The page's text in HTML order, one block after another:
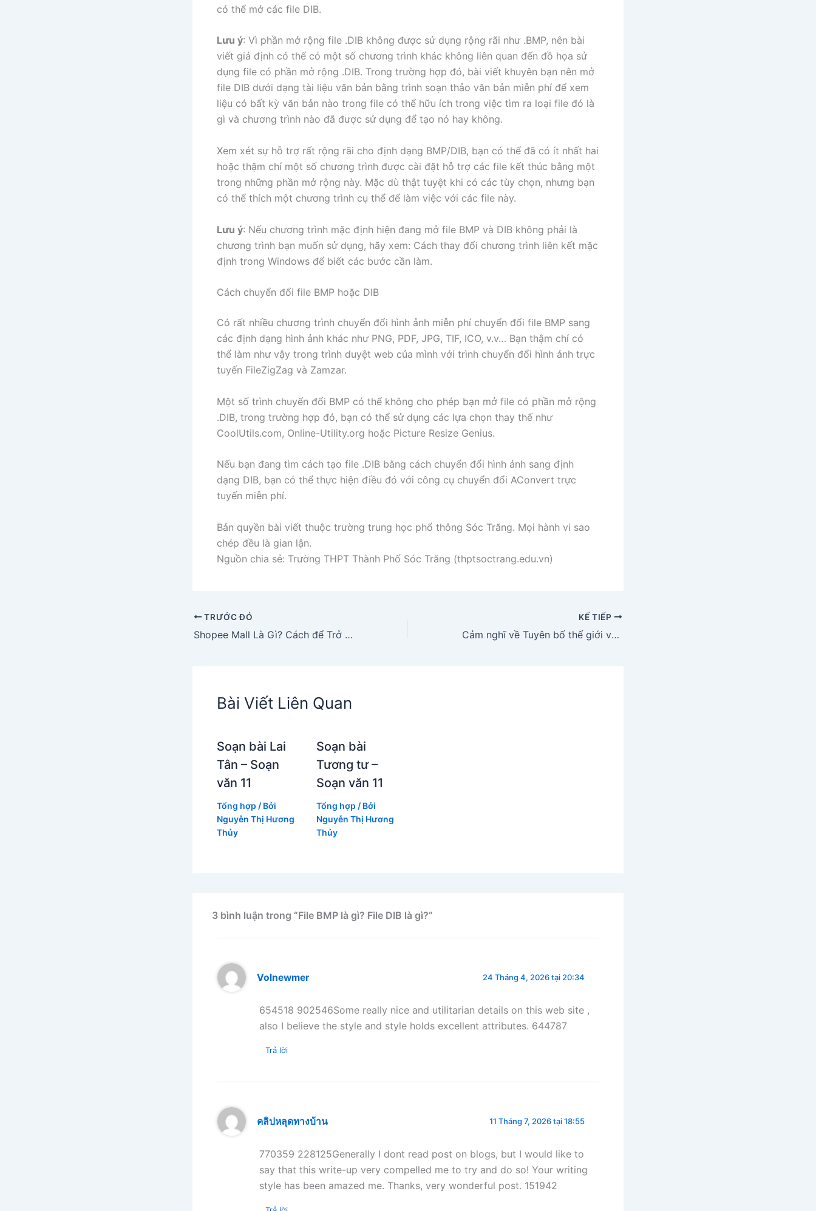
có thể mở các file DIB.
Lưu ý: Vì phần mở rộng file .DIB không được sử dụng rộng rãi như .BMP, nên bài
viết giả định có thể có một số chương trình khác không liên quan đến đồ họa sử
dụng file có phần mở rộng .DIB. Trong trường hợp đó, bài viết khuyên bạn nên mở
file DIB dưới dạng tài liệu văn bản bằng trình soạn thảo văn bản miễn phí để xem
liệu có bất kỳ văn bản nào trong file có thể hữu ích trong việc tìm ra loại file đó là
gì và chương trình nào đã được sử dụng để tạo nó hay không.
Xem xét sự hỗ trợ rất rộng rãi cho định dạng BMP/DIB, bạn có thể đã có ít nhất hai
hoặc thậm chí một số chương trình được cài đặt hỗ trợ các file kết thúc bằng một
trong những phần mở rộng này. Mặc dù thật tuyệt khi có các tùy chọn, nhưng bạn
có thể thích một chương trình cụ thể để làm việc với các file này.
Lưu ý: Nếu chương trình mặc định hiện đang mở file BMP và DIB không phải là
chương trình bạn muốn sử dụng, hãy xem: Cách thay đổi chương trình liên kết mặc
định trong Windows để biết các bước cần làm.
Cách chuyển đổi file BMP hoặc DIB
Có rất nhiều chương trình chuyển đổi hình ảnh miễn phí chuyển đổi file BMP sang
các định dạng hình ảnh khác như PNG, PDF, JPG, TIF, ICO, v.v… Bạn thậm chí có
thể làm như vậy trong trình duyệt web của mình với trình chuyển đổi hình ảnh trực
tuyến FileZigZag và Zamzar.
Một số trình chuyển đổi BMP có thể không cho phép bạn mở file có phần mở rộng
.DIB, trong trường hợp đó, bạn có thể sử dụng các lựa chọn thay thế như
CoolUtils.com, Online-Utility.org hoặc Picture Resize Genius.
Nếu bạn đang tìm cách tạo file .DIB bằng cách chuyển đổi hình ảnh sang định
dạng DIB, bạn có thể thực hiện điều đó với công cụ chuyển đổi AConvert trực
tuyến miễn phí.
Bản quyền bài viết thuộc trường trung học phổ thông Sóc Trăng. Mọi hành vi sao
chép đều là gian lận.
Nguồn chia sẻ: Trường THPT Thành Phố Sóc Trăng (thptsoctrang.edu.vn)
TRƯỚC ĐÓ
Shopee Mall Là Gì? Cách để Trở Thành Shopee Mall Là Gì?
KẾ TIẾP
Cảm nghĩ về Tuyên bố thế giới về sự sống còn, quyền được bảo vệ và phát triển của trẻ em
Bài Viết Liên Quan
Soạn bài Lai
Tân – Soạn
văn 11
Tổng hợp / Bởi
Nguyễn Thị Hương
Thủy
Soạn bài
Tương tư –
Soạn văn 11
Tổng hợp / Bởi
Nguyễn Thị Hương
Thủy
3 bình luận trong “File BMP là gì? File DIB là gì?”
Volnewmer 24 Tháng 4, 2026 tại 20:34
654518 902546Some really nice and utilitarian details on this web site ,
also I believe the style and style holds excellent attributes. 644787
Trả lời
คลิปหลุดทางบ้าน 11 Tháng 7, 2026 tại 18:55
770359 228125Generally I dont read post on blogs, but I would like to
say that this write-up very compelled me to try and do so! Your writing
style has been amazed me. Thanks, very wonderful post. 151942